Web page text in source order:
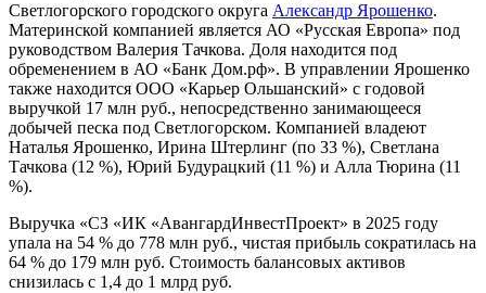
Светлогорского городского округа Александр Ярошенко.
Материнской компанией является АО «Русская Европа» под
руководством Валерия Тачкова. Доля находится под
обременением в АО «Банк Дом.рф». В управлении Ярошенко
также находится ООО «Карьер Ольшанский» с годовой
выручкой 17 млн руб., непосредственно занимающееся
добычей песка под Светлогорском. Компанией владеют
Наталья Ярошенко, Ирина Штерлинг (по 33 %), Светлана
Тачкова (12 %), Юрий Будурацкий (11 %) и Алла Тюрина (11
%).
Выручка «СЗ «ИК «АвангардИнвестПроект» в 2025 году
упала на 54 % до 778 млн руб., чистая прибыль сократилась на
64 % до 179 млн руб. Стоимость балансовых активов
снизилась с 1,4 до 1 млрд руб.